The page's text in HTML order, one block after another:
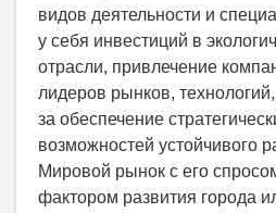
видов деятельности и
у себя инвестиций в
отрасли, привлечение
лидеров рынков, технологий,
за обеспечение
возможностей устойчивого
Мировой рынок с его
фактором развития города